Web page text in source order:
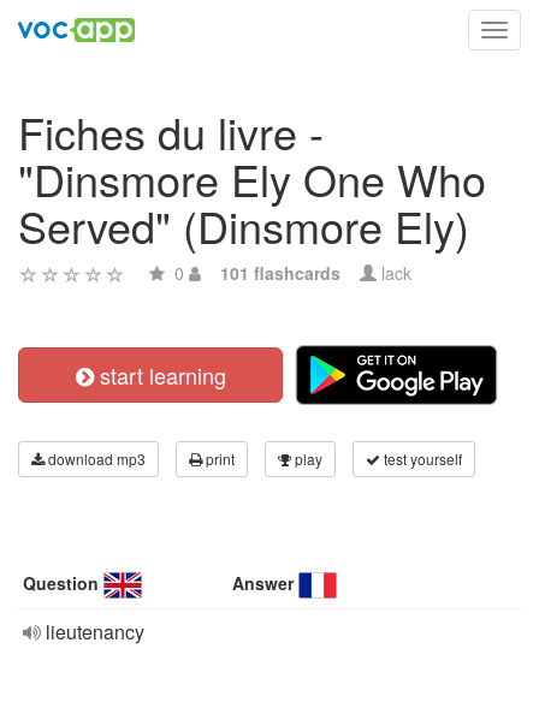
Fiches du livre -
"Dinsmore Ely One Who
Served" (Dinsmore Ely)
0 101 flashcards lack
start learning
download mp3 print play test yourself
Question Answer
lieutenancy